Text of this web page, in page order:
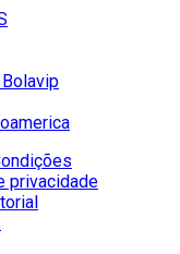
privacidade